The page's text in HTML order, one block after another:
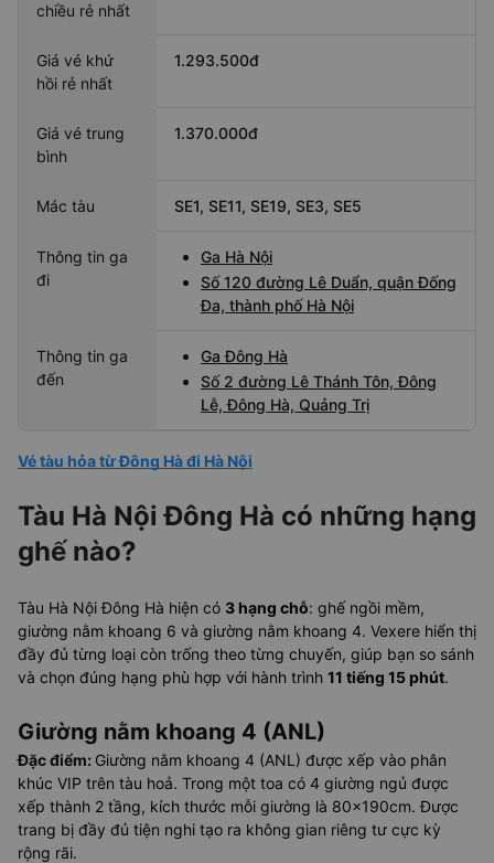
chiều rẻ nhất
Giá vé khứ
hồi rẻ nhất
1.293.500đ
Giá vé trung
bình
1.370.000đ
Mác tàu SE1, SE11, SE19, SE3, SE5
Thông tin ga
đi
Ga Hà Nội
Số 120 đường Lê Duẩn, quận Đống
Đa, thành phố Hà Nội
Thông tin ga
đến
Ga Đông Hà
Số 2 đường Lê Thánh Tôn, Đông
Lễ, Đông Hà, Quảng Trị
Vé tàu hỏa từ Đông Hà đi Hà Nội
Tàu Hà Nội Đông Hà có những hạng
ghế nào?
Tàu Hà Nội Đông Hà hiện có 3 hạng chỗ: ghế ngồi mềm,
giường nằm khoang 6 và giường nằm khoang 4. Vexere hiển thị
đầy đủ từng loại còn trống theo từng chuyến, giúp bạn so sánh
và chọn đúng hạng phù hợp với hành trình 11 tiếng 15 phút.
Giường nằm khoang 4 (ANL)
Đặc điểm: Giường nằm khoang 4 (ANL) được xếp vào phân
khúc VIP trên tàu hoả. Trong một toa có 4 giường ngủ được
xếp thành 2 tầng, kích thước mỗi giường là 80x190cm. Được
trang bị đầy đủ tiện nghi tạo ra không gian riêng tư cực kỳ
rộng rãi.